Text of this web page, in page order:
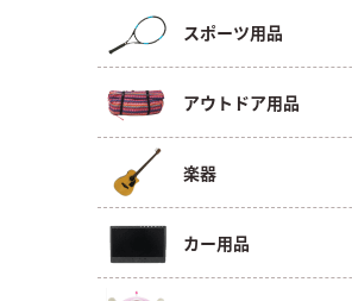
スポーツ用品
アウトドア用品
楽器
カー用品